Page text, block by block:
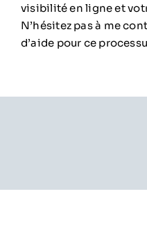
visibilité en ligne et
N’hésitez pas à me
d’aide pour ce